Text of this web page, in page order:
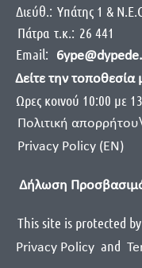
Διεύθ.: Yπάτης 1 &
Πάτρα τ.κ.: 26 441
Email:
Δείτε την τοποθεσία
Ωρες κοινού 10:00 με
Πολιτική
Privacy Policy (EN)
Δήλωση
This site is protected
Privacy Policy and